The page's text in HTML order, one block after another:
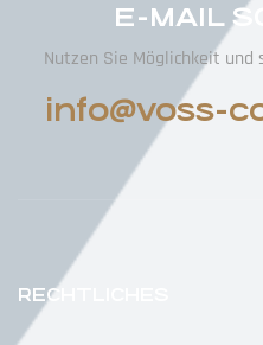
E-MAIL
Nutzen Sie Möglichkeit und
info@voss-
RECHTLICHES